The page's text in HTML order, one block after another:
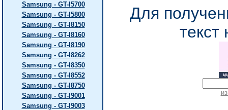
Samsung - GT-I5700
Samsung - GT-I5800
Samsung - GT-I8150
Samsung - GT-I8160
Samsung - GT-I8190
Samsung - GT-I8262
Samsung - GT-I8350
Samsung - GT-I8552
Samsung - GT-I8750
Samsung - GT-I9001
Samsung - GT-I9003
Для
текст